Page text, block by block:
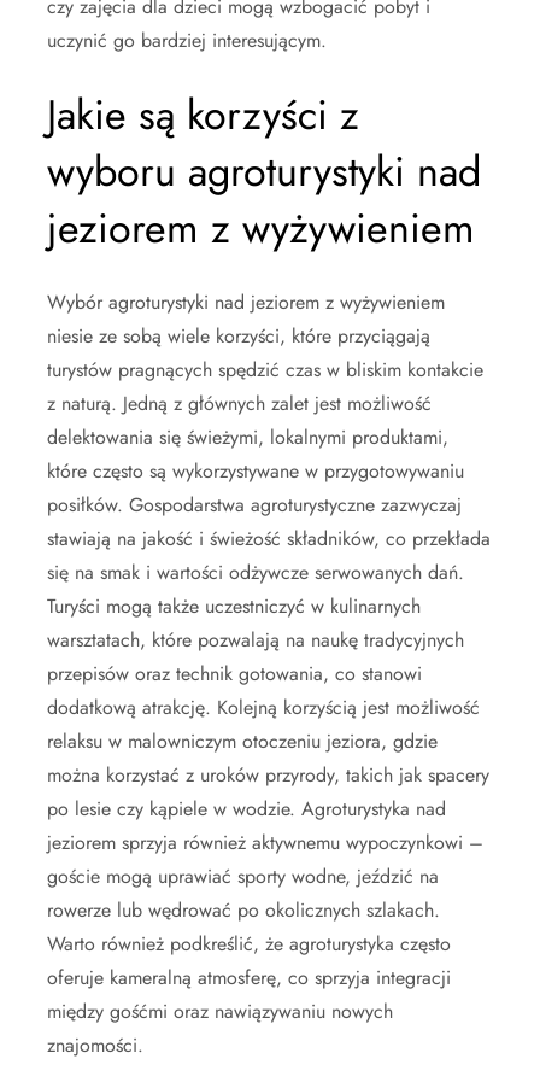
czy zajęcia dla dzieci mogą wzbogacić pobyt i
uczynić go bardziej interesującym.
Jakie są korzyści z
wyboru agroturystyki nad
jeziorem z wyżywieniem
Wybór agroturystyki nad jeziorem z wyżywieniem
niesie ze sobą wiele korzyści, które przyciągają
turystów pragnących spędzić czas w bliskim kontakcie
z naturą. Jedną z głównych zalet jest możliwość
delektowania się świeżymi, lokalnymi produktami,
które często są wykorzystywane w przygotowywaniu
posiłków. Gospodarstwa agroturystyczne zazwyczaj
stawiają na jakość i świeżość składników, co przekłada
się na smak i wartości odżywcze serwowanych dań.
Turyści mogą także uczestniczyć w kulinarnych
warsztatach, które pozwalają na naukę tradycyjnych
przepisów oraz technik gotowania, co stanowi
dodatkową atrakcję. Kolejną korzyścią jest możliwość
relaksu w malowniczym otoczeniu jeziora, gdzie
można korzystać z uroków przyrody, takich jak spacery
po lesie czy kąpiele w wodzie. Agroturystyka nad
jeziorem sprzyja również aktywnemu wypoczynkowi –
goście mogą uprawiać sporty wodne, jeździć na
rowerze lub wędrować po okolicznych szlakach.
Warto również podkreślić, że agroturystyka często
oferuje kameralną atmosferę, co sprzyja integracji
między gośćmi oraz nawiązywaniu nowych
znajomości.